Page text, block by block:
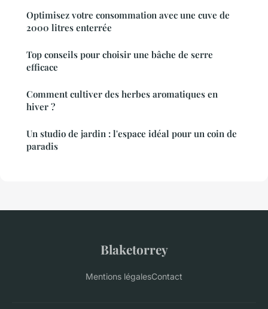
Optimisez votre consommation avec une cuve de
2000 litres enterrée
Top conseils pour choisir une bâche de serre
efficace
Comment cultiver des herbes aromatiques en
hiver ?
Un studio de jardin : l'espace idéal pour un coin de
paradis
Blaketorrey
Mentions légalesContact